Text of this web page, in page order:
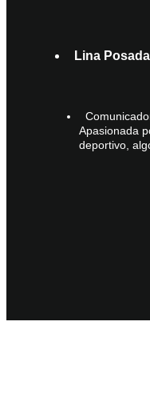
Lina Posada
Apasionada
deportivo,